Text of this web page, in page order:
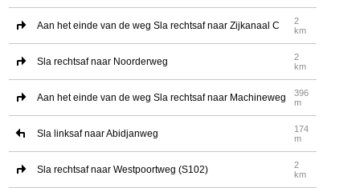
Aan het einde van de weg Sla rechtsaf naar Zijkanaal C
2
km
Sla rechtsaf naar Noorderweg
2
km
Aan het einde van de weg Sla rechtsaf naar Machineweg
396
m
Sla linksaf naar Abidjanweg
174
m
Sla rechtsaf naar Westpoortweg (S102)
2
km